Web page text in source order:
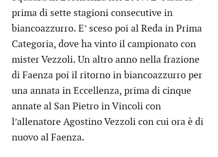
prima di sette stagioni consecutive in
biancoazzurro. E’ sceso poi al Reda in Prima
Categoria, dove ha vinto il campionato con
mister Vezzoli. Un altro anno nella frazione
di Faenza poi il ritorno in biancoazzurro per
una annata in Eccellenza, prima di cinque
annate al San Pietro in Vincoli con
l’allenatore Agostino Vezzoli con cui ora è di
nuovo al Faenza.